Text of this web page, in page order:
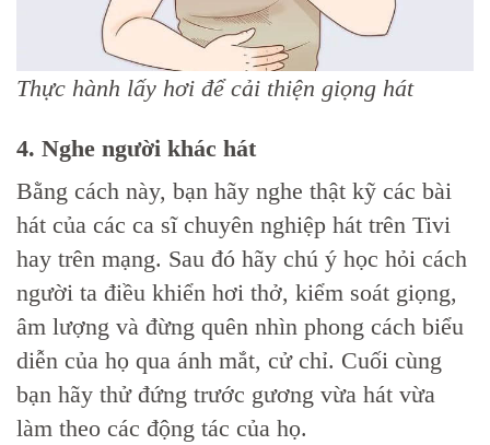
Thực hành lấy hơi để cải thiện giọng hát
4. Nghe người khác hát
Bằng cách này, bạn hãy nghe thật kỹ các bài
hát của các ca sĩ chuyên nghiệp hát trên Tivi
hay trên mạng. Sau đó hãy chú ý học hỏi cách
người ta điều khiển hơi thở, kiểm soát giọng,
âm lượng và đừng quên nhìn phong cách biểu
diễn của họ qua ánh mắt, cử chỉ. Cuối cùng
bạn hãy thử đứng trước gương vừa hát vừa
làm theo các động tác của họ.